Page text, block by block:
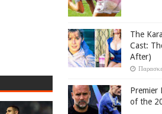
The
Cast:
After)
Premier
of the